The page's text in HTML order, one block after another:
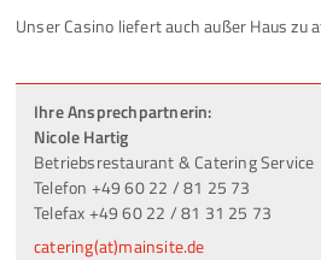
Unser Casino liefert auch außer Haus zu
Ihre Ansprechpartnerin:
Nicole Hartig
Betriebsrestaurant & Catering Service
Telefon +49 60 22 / 81 25 73
Telefax +49 60 22 / 81 31 25 73
catering(at)mainsite.de